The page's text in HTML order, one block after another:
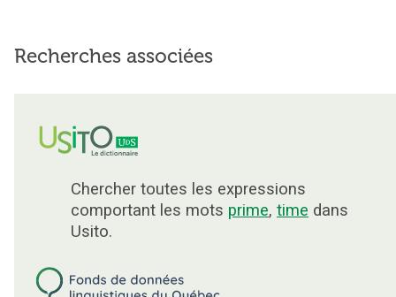
Recherches associées
Chercher toutes les expressions
comportant les mots prime, time dans
Usito.